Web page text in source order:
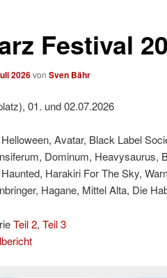
Festival
2026von Sven Bähr
01. und 02.07.2026
Avatar, Black Label
Dominum, Heavysaurus,
Harakiri For The Sky,
Hagane, Mittel Alta, Die
Teil 2, Teil 3